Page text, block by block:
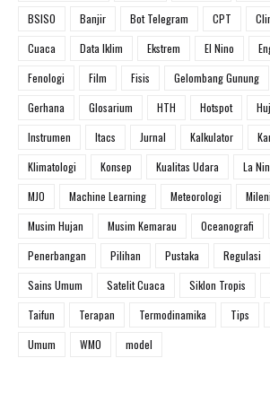
BSISO
Banjir Bot Telegram CPT
Cuaca
Data Iklim Ekstrem El Nino
Fenologi
Film Fisis Gelombang Gunung
Gerhana
Glosarium HTH Hotspot
Instrumen
Itacs Jurnal Kalkulator
Klimatologi
Konsep Kualitas Udara La
MJO
Machine Learning Meteorologi
Musim Hujan
Musim Kemarau Oceanografi
Penerbangan
Pilihan Pustaka Regulasi
Sains Umum
Satelit Cuaca Siklon Tropis
Taifun
Terapan Termodinamika Tips
Umum
WMO model